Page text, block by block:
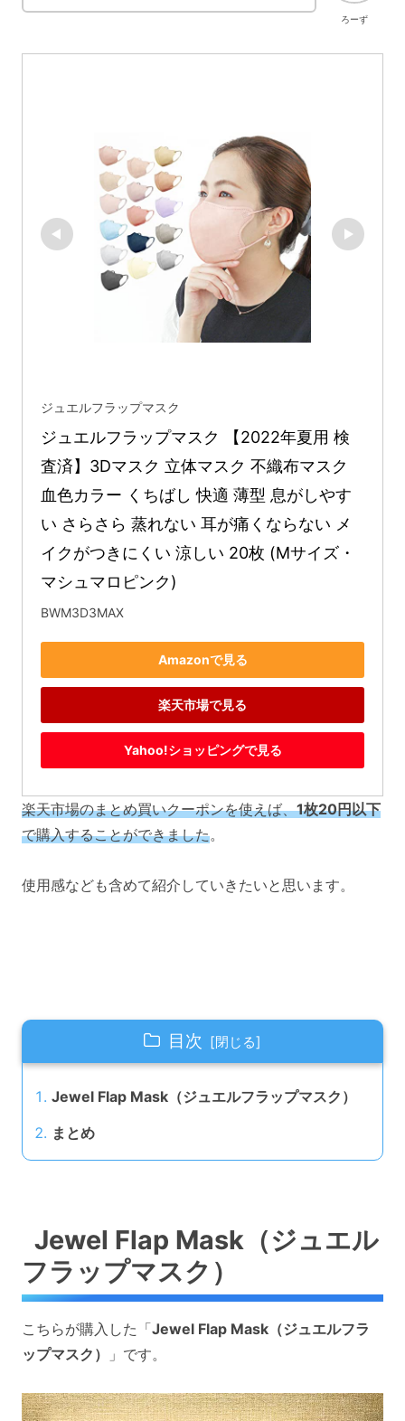
ろーず
ジュエルフラップマスク
ジュエルフラップマスク 【2022年夏用 検
査済】3Dマスク 立体マスク 不織布マスク
血色カラー くちばし 快適 薄型 息がしやす
い さらさら 蒸れない 耳が痛くならない メ
イクがつきにくい 涼しい 20枚 (Mサイズ・
マシュマロピンク)
BWM3D3MAX
Amazonで見る
楽天市場で見る
Yahoo!ショッピングで見る
楽天市場のまとめ買いクーポンを使えば、1枚20円以下
で購入することができました。
使用感なども含めて紹介していきたいと思います。
目次
Jewel Flap Mask（ジュエルフラップマスク）
まとめ
Jewel Flap Mask（ジュエル
フラップマスク）
こちらが購入した「Jewel Flap Mask（ジュエルフラ
ップマスク）
」です。